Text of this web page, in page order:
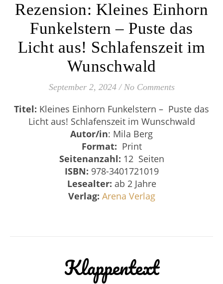
Rezension: Kleines Einhorn
Funkelstern – Puste das
Licht aus! Schlafenszeit im
Wunschwald
September 2, 2024 / No Comments
Titel: Kleines Einhorn Funkelstern – Puste das
Licht aus! Schlafenszeit im Wunschwald
Autor/in: Mila Berg
Format: Print
Seitenanzahl: 12 Seiten
ISBN: 978-3401721019
Lesealter: ab 2 Jahre
Verlag: Arena Verlag
Klappentext